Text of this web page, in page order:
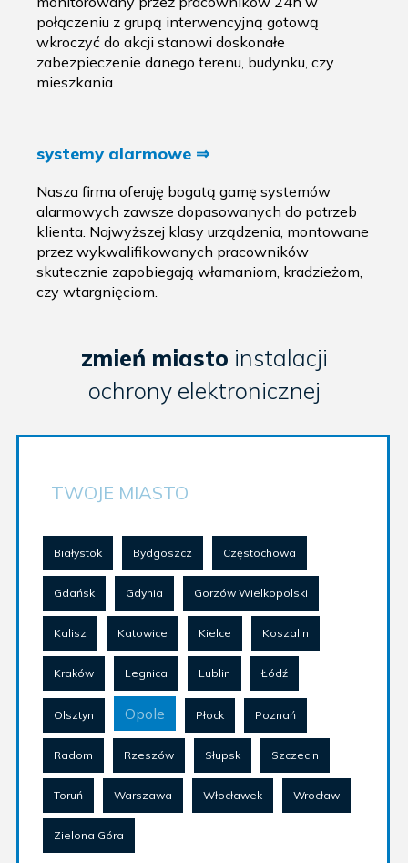
połączeniu z grupą interwencyjną gotową
wkroczyć do akcji stanowi doskonałe
zabezpieczenie danego terenu, budynku, czy
mieszkania.
systemy alarmowe ⇒
Nasza firma oferuję bogatą gamę systemów
alarmowych zawsze dopasowanych do potrzeb
klienta. Najwyższej klasy urządzenia, montowane
przez wykwalifikowanych pracowników
skutecznie zapobiegają włamaniom, kradzieżom,
czy wtargnięciom.
zmień miasto instalacji
ochrony elektronicznej
TWOJE MIASTO
Białystok Bydgoszcz Częstochowa
Gdańsk Gdynia Gorzów Wielkopolski
Kalisz Katowice Kielce Koszalin
Kraków Legnica Lublin Łódź
Olsztyn Opole Płock Poznań
Radom Rzeszów Słupsk Szczecin
Toruń Warszawa Włocławek Wrocław
Zielona Góra